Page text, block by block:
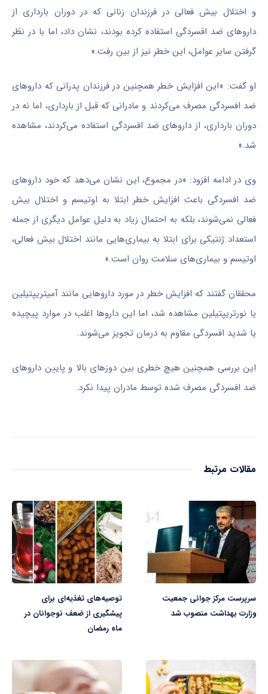
و اختلال بیش فعالی در فرزندان زنانی که در دوران بارداری از
داروهای ضد افسردگی استفاده کرده بودند، نشان داد، اما با در نظر
گرفتن سایر عوامل، این خطر نیز از بین رفت.»
او گفت: «این افزایش خطر همچنین در فرزندان پدرانی که داروهای
ضد افسردگی مصرف می‌کردند و مادرانی که قبل از بارداری، اما نه در
دوران بارداری، از داروهای ضد افسردگی استفاده می‌کردند، مشاهده
شد.»
وی در ادامه افزود: «در مجموع، این نشان می‌دهد که خود داروهای
ضد افسردگی باعث افزایش خطر ابتلا به اوتیسم و اختلال بیش
فعالی نمی‌شوند، بلکه به احتمال زیاد به دلیل عوامل دیگری از جمله
استعداد ژنتیکی برای ابتلا به بیماری‌هایی مانند اختلال بیش فعالی،
اوتیسم و بیماری‌های سلامت روان است.»
محققان گفتند که افزایش خطر در مورد داروهایی مانند آمیتریپتیلین
یا نورتریپتیلین مشاهده شد، اما این داروها اغلب در موارد پیچیده
یا شدید افسردگی مقاوم به درمان تجویز می‌شوند.
این بررسی همچنین هیچ خطری بین دوزهای بالا و پایین داروهای
ضد افسردگی مصرف شده توسط مادران پیدا نکرد.
مقالات مرتبط
سرپرست مرکز جوانی جمعیت
وزارت بهداشت منصوب شد
توصیه‌های تغذیه‌ای برای
پیشگیری از ضعف نوجوانان در
ماه رمضان